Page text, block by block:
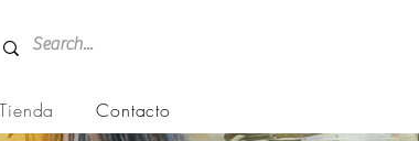
Tienda Contacto